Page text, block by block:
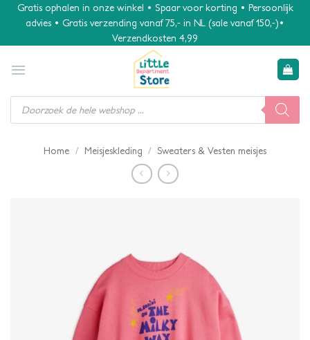
Gratis ophalen in onze winkel • Spaar voor korting • Persoonlijk
advies • Gratis verzending vanaf 75,- in NL (sale vanaf 150,-)•
Verzendkosten 4,99
Producten
zoeken
Home / Meisjeskleding / Sweaters & Vesten meisjes